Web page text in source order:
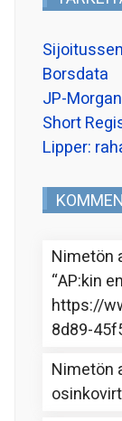
Borsdata
JP-
Short
Lipper:
Nimetön
“AP:kin
https://
8d89-
Nimetön